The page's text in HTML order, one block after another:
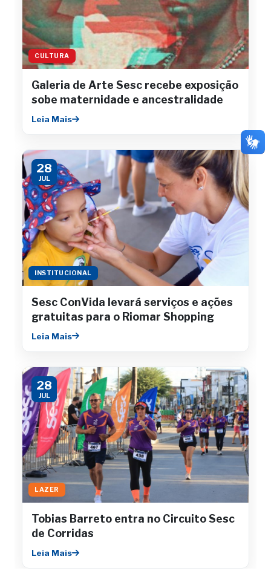
CULTURA
Galeria de Arte Sesc recebe exposição
sobe maternidade e ancestralidade
Leia Mais
28
JUL
INSTITUCIONAL
Sesc ConVida levará serviços e ações
gratuitas para o Riomar Shopping
Leia Mais
28
JUL
LAZER
Tobias Barreto entra no Circuito Sesc
de Corridas
Leia Mais